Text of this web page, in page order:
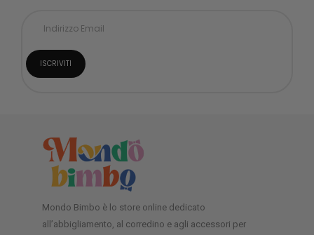
Mondo Bimbo è lo store online dedicato
all’abbigliamento, al corredino e agli accessori per